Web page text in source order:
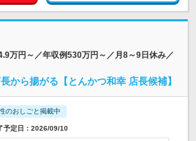
万円～／年収例530万円～／月8～9日休み／
から揚がる【とんかつ和幸 店長候補】
のおしごと掲載中
定日：2026/09/10